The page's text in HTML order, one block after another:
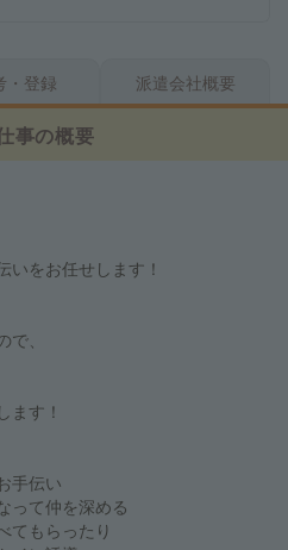
・登録 派遣会社概要
事の概要
いをお任せします！
、
ます！
手伝い
って仲を深める
てもらったり